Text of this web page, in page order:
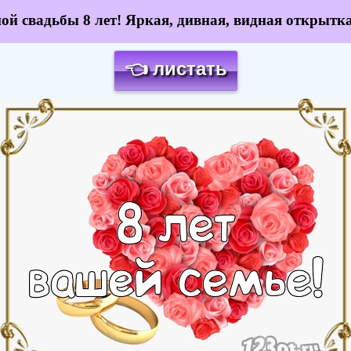
свадьбы 8 лет! Яркая, дивная, видная
👈 листать